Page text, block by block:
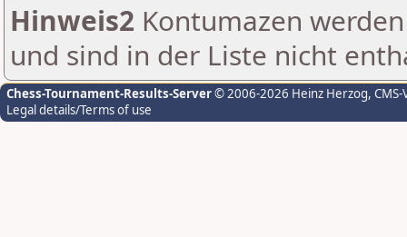
Hinweis2 Kontumazen
und sind in der Liste nicht
Chess-Tournament-Results-Server© 2006-2026 Heinz Herzog,
Legal details/Terms of use